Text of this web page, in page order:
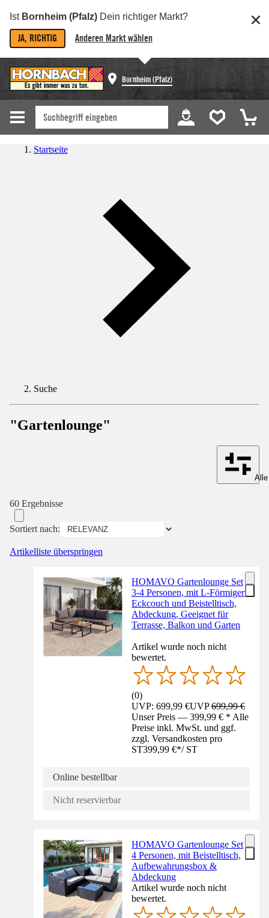
Ist Bornheim (Pfalz) Dein richtiger Markt?
JA, RICHTIG Anderen Markt wählen
Bornheim (Pfalz)
Startseite
Suche
"Gartenlounge"
60 Ergebnisse
Sortiert nach:
Artikelliste überspringen
HOMAVO Gartenlounge Set
3-4 Personen, mit L-Förmiger
Eckcouch und Beistelltisch,
Abdeckung, Geeignet für
Terrasse, Balkon und Garten
Artikel wurde noch nicht
bewertet.
(0)
UVP: 699,99 €UVP699,99 €
Unser Preis — 399,99 € * Alle
Preise inkl. MwSt. und ggf.
zzgl. Versandkosten pro
ST399,99 €*/ ST
Online bestellbar
Nicht reservierbar
HOMAVO Gartenlounge Set
4 Personen, mit Beistelltisch,
Aufbewahrungsbox &
Abdeckung
Artikel wurde noch nicht
bewertet.